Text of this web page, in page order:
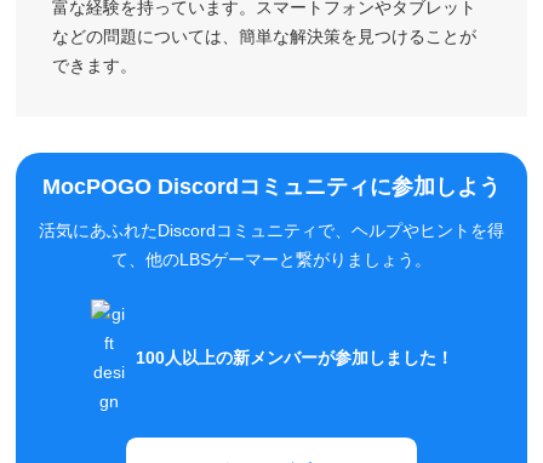
などの問題については、簡単な解決策を見つけることが
できます。
て、他のLBSゲーマーと繋がりましょう。